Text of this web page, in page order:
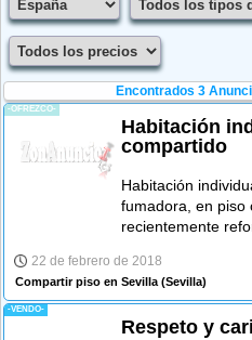
Encontrados 3
-OFREZCO-
Habitación
compartido
Habitación
fumadora, en piso
recientemente
22 de febrero de 2018
Compartir piso en Sevilla (Sevilla)
-VENDO-
Respeto y